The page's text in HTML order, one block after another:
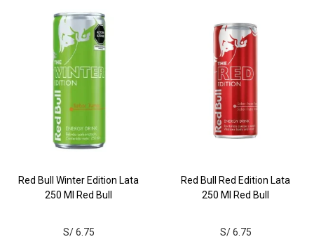
Red Bull Winter Edition Lata
250 Ml Red Bull
S/6.75
Red Bull Red Edition Lata
250 Ml Red Bull
S/6.75